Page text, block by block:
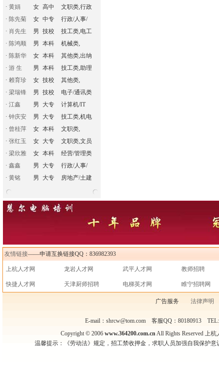
· 黄娟 女 高中
文职类,行政
· 陈先菊 女 中专
行政/人事/
· 肖先生 男 技校
技工类,电工
· 陈鸿顺 男 本科
机械类,
· 陈新华 女 本科
其他类,出纳
· 游 生 男 本科
技工类,助理
· 赖育珍 女 技校
其他类,
· 梁瑞锋 男 技校
电子/通讯类
· 江鑫 男 大专
计算机/IT
· 钟庆安 男 大专
技工类,机电
· 曾桂萍 女 本科
文职类,
· 张红玉 女 大专
文职类,文员
· 梁欣雅 女 本科
经营/管理类
· 鑫鑫 男 大专
行政/人事/
· 黄铭 男 大专 房地产/土建
友情链接——申请互换链接QQ：836982393
上杭人才网 龙岩人才网 武平人才网 教师招聘
快捷人才网 天津厨师招聘 电梯英才网 睢宁招聘网
广告服务 法律声明
E-mail：shrcw@tom.com 客服QQ：80180913
Copyright © 2006 www.364200.com.cnAll Rights Reserved
温馨提示：《劳动法》规定，招工禁收押金，求职人员加强自我保护